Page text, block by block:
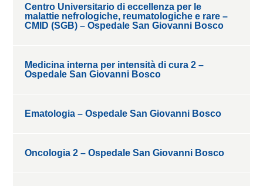
Centro Universitario di eccellenza per le
malattie nefrologiche, reumatologiche e rare –
CMID (SGB) – Ospedale San Giovanni Bosco
Medicina interna per intensità di cura 2 –
Ospedale San Giovanni Bosco
Ematologia – Ospedale San Giovanni Bosco
Oncologia 2 – Ospedale San Giovanni Bosco